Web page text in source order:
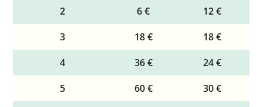
2 6 €
12 €
3
18 €
18 €
4
36 €
24 €
5
60 €
30 €